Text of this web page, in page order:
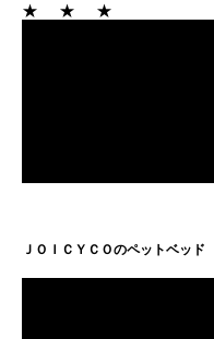
★ ★ ★
ＪＯＩＣＹＣＯのペットベッド